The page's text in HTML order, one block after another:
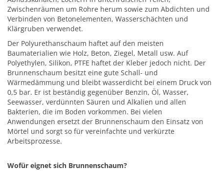
Zwischenräumen um Rohre herum sowie zum Abdichten und
Verbinden von Betonelementen, Wasserschächten und
Klärgruben verwendet.
Der Polyurethanschaum haftet auf den meisten
Baumaterialien wie Holz, Beton, Ziegel, Metall usw. Auf
Polyethylen, Silikon, PTFE haftet der Kleber jedoch nicht. Der
Brunnenschaum besitzt eine gute Schall- und
Wärmedämmung und bleibt wasserdicht bei einem Druck von
0,5 bar. Er ist beständig gegenüber Benzin, Öl, Wasser,
Seewasser, verdünnten Säuren und Alkalien und allen
Bakterien, die im Boden vorkommen. Bei vielen
Anwendungen ersetzt der Brunnenschaum den Einsatz von
Mörtel und sorgt so für vereinfachte und verkürzte
Arbeitsprozesse.
Wofür eignet sich Brunnenschaum?